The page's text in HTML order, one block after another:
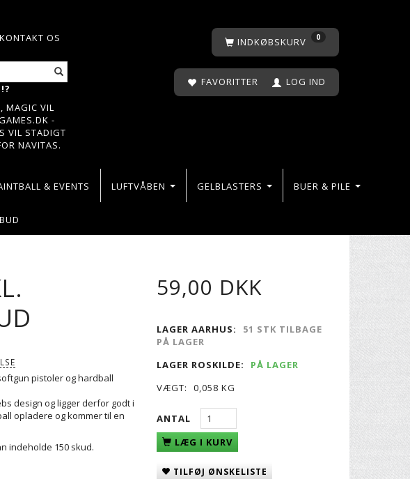
KONTAKT OS
MAGIC VIL
-
VIL STADIGT
NAVITAS.
INDKØBSKURV 0
FAVORITTER LOG IND
& EVENTS LUFTVÅBEN GELBLASTERS BUER & PILE
pistoler og hardball
design og ligger derfor godt i
opladere og kommer til en
indeholde 150 skud.
59,00 DKK
LAGER AARHUS:
51 STK TILBAGE
PÅ LAGER
LAGER ROSKILDE:
PÅ LAGER
VÆGT:
0,058 KG
ANTAL
LÆG I KURV
TILFØJ ØNSKELISTE